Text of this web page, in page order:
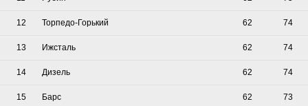
12 Торпедо-Горький 62 74
13 Ижсталь 62 74
14 Дизель 62 74
15 Барс 62 73